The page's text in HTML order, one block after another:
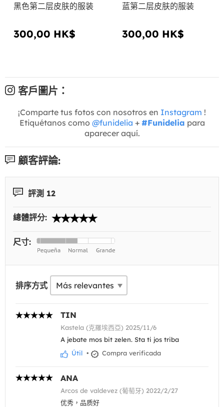
黑色第二层皮肤的服装
300,00 HK$
蓝第二层皮肤的服装
300,00 HK$
客戶圖片：
¡Comparte tus fotos con nosotros en Instagram !
Etiquétanos como @funidelia + #Funidelia para
aparecer aquí.
顧客評論:
評測 12
總體評分:
尺寸:
排序方式
TIN
Kastela (克羅埃西亞) 2025/11/6
A jebate mos bit zelen. Sta ti jos triba
Útil • Compra verificada
ANA
Arcos de valdevez (葡萄牙) 2022/2/27
优秀，品质好